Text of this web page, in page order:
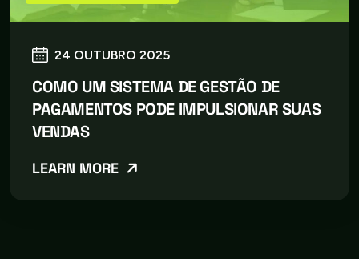
24 OUTUBRO 2025
COMO UM SISTEMA DE GESTÃO DE
PAGAMENTOS PODE IMPULSIONAR SUAS
VENDAS
LEARN MORE